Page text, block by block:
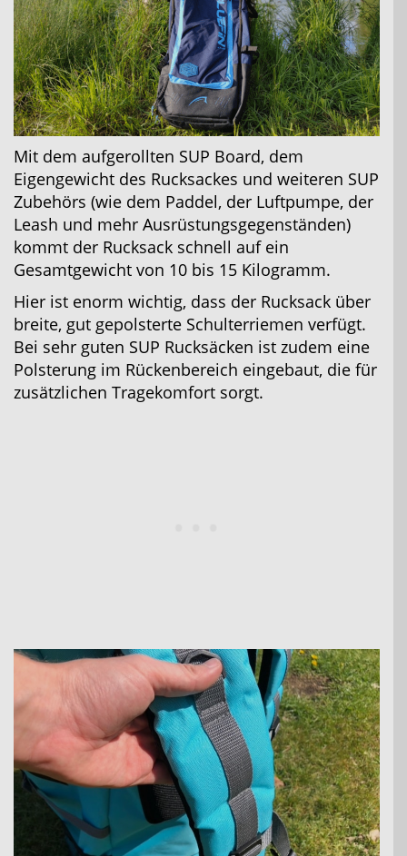
Mit dem aufgerollten SUP Board, dem
Eigengewicht des Rucksackes und weiteren SUP
Zubehörs (wie dem Paddel, der Luftpumpe, der
Leash und mehr Ausrüstungsgegenständen)
kommt der Rucksack schnell auf ein
Gesamtgewicht von 10 bis 15 Kilogramm.
Hier ist enorm wichtig, dass der Rucksack über
breite, gut gepolsterte Schulterriemen verfügt.
Bei sehr guten SUP Rucksäcken ist zudem eine
Polsterung im Rückenbereich eingebaut, die für
zusätzlichen Tragekomfort sorgt.